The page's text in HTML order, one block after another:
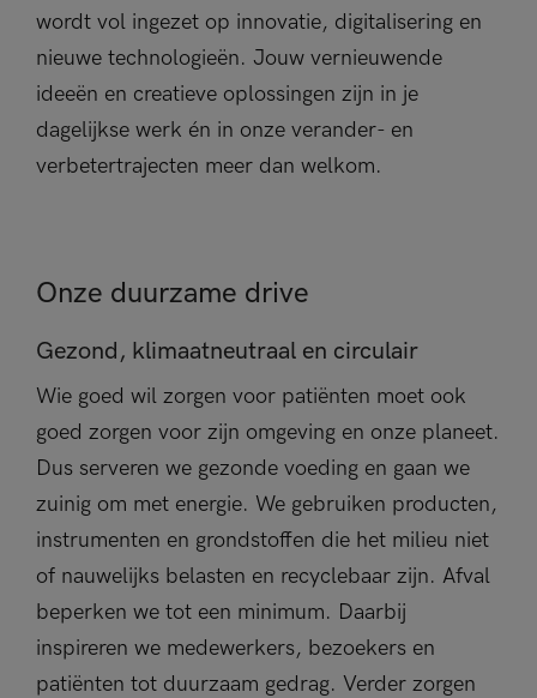
wordt vol ingezet op innovatie, digitalisering en
nieuwe technologieën. Jouw vernieuwende
ideeën en creatieve oplossingen zijn in je
dagelijkse werk én in onze verander- en
verbetertrajecten meer dan welkom.
Onze duurzame drive
Gezond, klimaatneutraal en circulair
Wie goed wil zorgen voor patiënten moet ook
goed zorgen voor zijn omgeving en onze planeet.
Dus serveren we gezonde voeding en gaan we
zuinig om met energie. We gebruiken producten,
instrumenten en grondstoffen die het milieu niet
of nauwelijks belasten en recyclebaar zijn. Afval
beperken we tot een minimum. Daarbij
inspireren we medewerkers, bezoekers en
patiënten tot duurzaam gedrag. Verder zorgen